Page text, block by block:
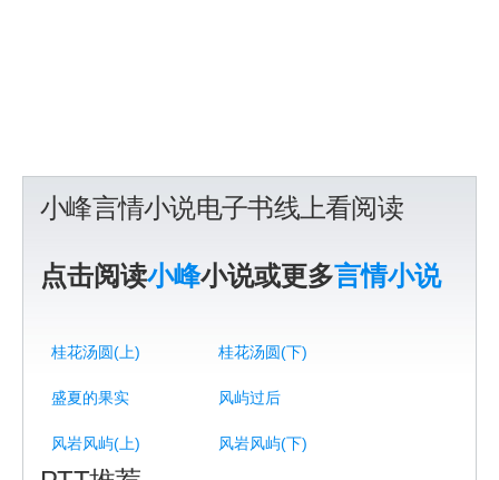
小峰言情小说电子书线上看阅读
点击阅读小峰小说或更多言情小说
桂花汤圆(上) 桂花汤圆(下)
盛夏的果实 风屿过后
风岩风屿(上) 风岩风屿(下)